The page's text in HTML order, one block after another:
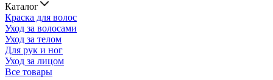
Каталог
Краска для волос
Уход за волосами
Уход за телом
Для рук и ног
Уход за лицом
Все товары